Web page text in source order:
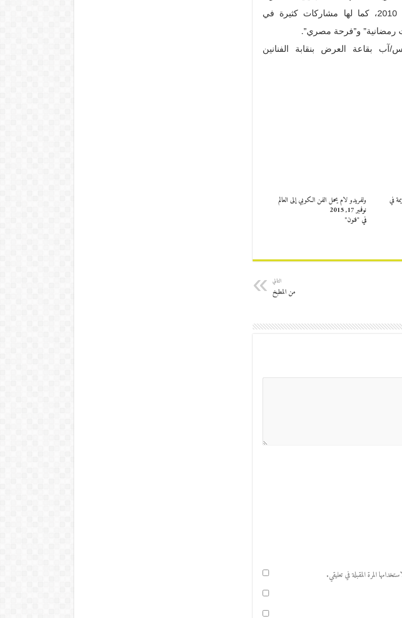
و”القاهرة ميراث ثقيل” بساقية الصاوي عام 2010، كما لها مشاركات كثيرة في
رمضانية” و”فرحة مصري”.
حتى الخميس 28 أغسطس/آب بقاعة العرض بنقابة الفنانين
في
ولفريدو لام يحمل الفن الكوبي إلى العالم
نوفمبر 17, 2015
في "فنون"
التالي
من المطبخ
المرة المقبلة في تعليقي.